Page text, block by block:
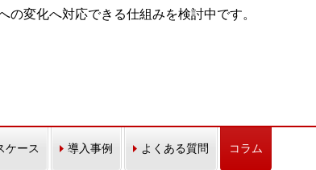
の変化へ対応できる仕組みを検討中です。
ケース 導入事例 よくある質問 コラム